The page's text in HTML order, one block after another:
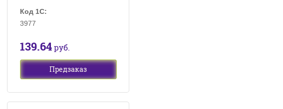
Код 1С:
3977
139.64 руб.
Предзаказ